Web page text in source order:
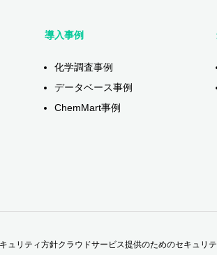
導入事例
化学調査事例
データベース事例
ChemMart事例
ュリティ方針クラウドサービス提供のためのセキュリ